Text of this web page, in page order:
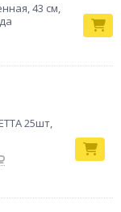
43 см,
25шт,